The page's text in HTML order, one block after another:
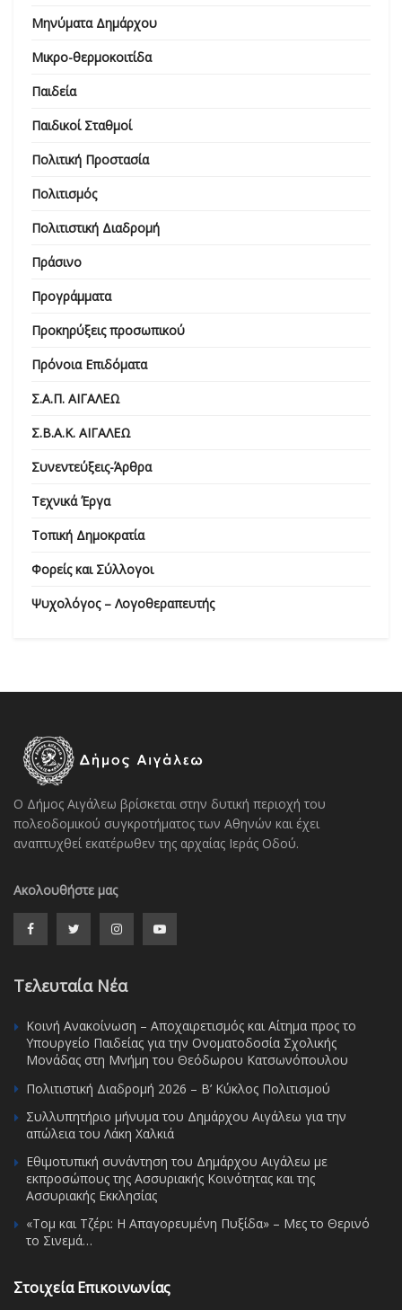
Μηνύματα Δημάρχου
Μικρο-θερμοκοιτίδα
Παιδεία
Παιδικοί Σταθμοί
Πολιτική Προστασία
Πολιτισμός
Πολιτιστική Διαδρομή
Πράσινο
Προγράμματα
Προκηρύξεις προσωπικού
Πρόνοια Επιδόματα
Σ.Α.Π. ΑΙΓΑΛΕΩ
Σ.Β.Α.Κ. ΑΙΓΑΛΕΩ
Συνεντεύξεις-Άρθρα
Τεχνικά Έργα
Τοπική Δημοκρατία
Φορείς και Σύλλογοι
Ψυχολόγος – Λογοθεραπευτής
Ο Δήμος Αιγάλεω βρίσκεται στην δυτική περιοχή του
πολεοδομικού συγκροτήματος των Αθηνών και έχει
αναπτυχθεί εκατέρωθεν της αρχαίας Ιεράς Οδού.
Ακολουθήστε μας
Τελευταία Νέα
Κοινή Ανακοίνωση – Αποχαιρετισμός και Αίτημα προς το
Υπουργείο Παιδείας για την Ονοματοδοσία Σχολικής
Μονάδας στη Μνήμη του Θεόδωρου Κατσωνόπουλου
Πολιτιστική Διαδρομή 2026 – Β’ Κύκλος Πολιτισμού
Συλλυπητήριο μήνυμα του Δημάρχου Αιγάλεω για την
απώλεια του Λάκη Χαλκιά
Εθιμοτυπική συνάντηση του Δημάρχου Αιγάλεω με
εκπροσώπους της Ασσυριακής Κοινότητας και της
Ασσυριακής Εκκλησίας
«Τομ και Τζέρι: Η Απαγορευμένη Πυξίδα» – Μες το Θερινό
το Σινεμά…
Στοιχεία Επικοινωνίας